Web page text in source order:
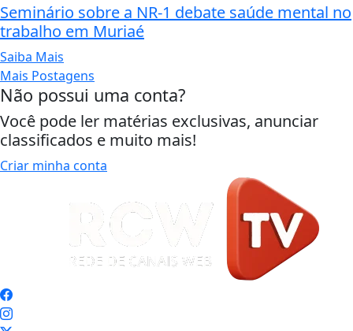
Seminário sobre a NR-1 debate saúde mental no
trabalho em Muriaé
Saiba Mais
Mais Postagens
Não possui uma conta?
Você pode ler matérias exclusivas, anunciar
classificados e muito mais!
Criar minha conta